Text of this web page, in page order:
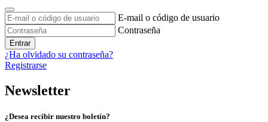
E-mail o código de usuario
Contraseña
Entrar
¿Ha olvidado su contraseña?
Registrarse
Newsletter
¿Desea recibir nuestro boletín?